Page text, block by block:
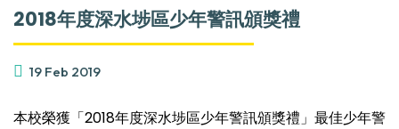
2018年度深水埗區少年警訊頒獎禮
19 Feb 2019
本校榮獲「2018年度深水埗區少年警訊頒獎禮」最佳少年警